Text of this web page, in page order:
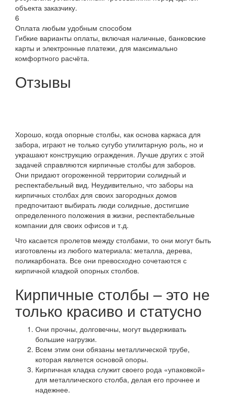
объекта заказчику.
6
Оплата любым удобным способом
Гибкие варианты оплаты, включая наличные, банковские
карты и электронные платежи, для максимально
комфортного расчёта.
Отзывы
Хорошо, когда опорные столбы, как основа каркаса для
забора, играют не только сугубо утилитарную роль, но и
украшают конструкцию ограждения. Лучше других с этой
задачей справляются кирпичные столбы для заборов.
Они придают огороженной территории солидный и
респектабельный вид. Неудивительно, что заборы на
кирпичных столбах для своих загородных домов
предпочитают выбирать люди солидные, достигшие
определенного положения в жизни, респектабельные
компании для своих офисов и т.д.
Что касается пролетов между столбами, то они могут быть
изготовлены из любого материала: металла, дерева,
поликарбоната. Все они превосходно сочетаются с
кирпичной кладкой опорных столбов.
Кирпичные столбы – это не
только красиво и статусно
Они прочны, долговечны, могут выдерживать
большие нагрузки.
Всем этим они обязаны металлической трубе,
которая является основой опоры.
Кирпичная кладка служит своего рода «упаковкой»
для металлического столба, делая его прочнее и
надежнее.